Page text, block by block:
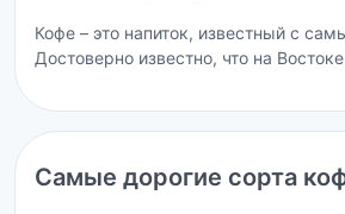
Кофе – это напиток, известный с
Достоверно известно, что на
Самые дорогие сорта